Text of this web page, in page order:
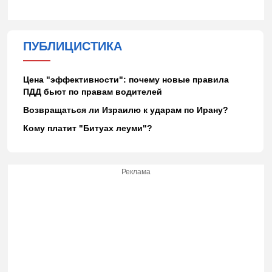
ПУБЛИЦИСТИКА
Цена "эффективности": почему новые правила
ПДД бьют по правам водителей
Возвращаться ли Израилю к ударам по Ирану?
Кому платит "Битуах леуми"?
Реклама